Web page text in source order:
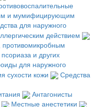
и мумифицирующим
для наружного
действием
противомикробным
и других
для наружного
сухости кожи
Средства
Антагонисты
Местные анестетики